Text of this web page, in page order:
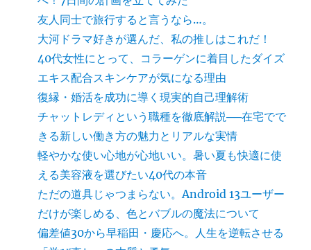
友人同士で旅行すると言うなら…。
大河ドラマ好きが選んだ、私の推しはこれだ！
40代女性にとって、コラーゲンに着目したダイズ
エキス配合スキンケアが気になる理由
復縁・婚活を成功に導く現実的自己理解術
チャットレディという職種を徹底解説──在宅でで
きる新しい働き方の魅力とリアルな実情
軽やかな使い心地が心地いい。暑い夏も快適に使
える美容液を選びたい40代の本音
ただの道具じゃつまらない。Android 13ユーザー
だけが楽しめる、色とバブルの魔法について
偏差値30から早稲田・慶応へ。人生を逆転させる